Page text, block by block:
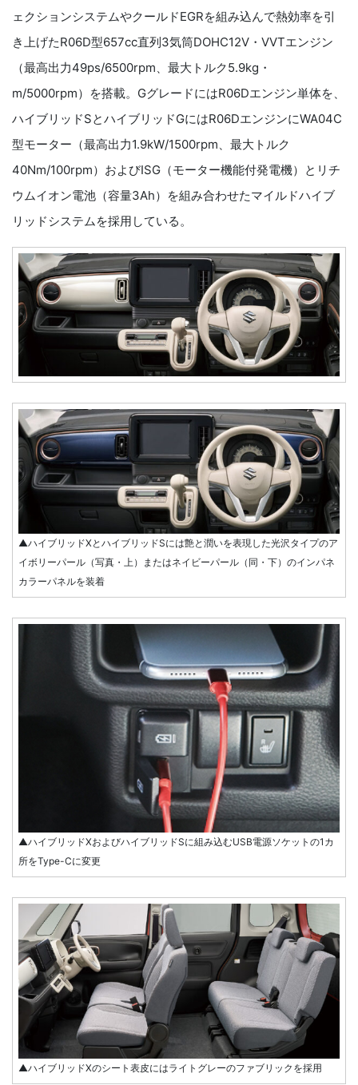
ェクションシステムやクールドEGRを組み込んで熱効率を引
き上げたR06D型657cc直列3気筒DOHC12V・VVTエンジン
（最高出力49ps/6500rpm、最大トルク5.9kg・
m/5000rpm）を搭載。GグレードにはR06Dエンジン単体を、
ハイブリッドSとハイブリッドGにはR06DエンジンにWA04C
型モーター（最高出力1.9kW/1500rpm、最大トルク
40Nm/100rpm）およびISG（モーター機能付発電機）とリチ
ウムイオン電池（容量3Ah）を組み合わせたマイルドハイブ
リッドシステムを採用している。
▲ハイブリッドXとハイブリッドSには艶と潤いを表現した光沢タイプのア
イボリーパール（写真・上）またはネイビーパール（同・下）のインパネ
カラーパネルを装着
▲ハイブリッドXおよびハイブリッドSに組み込むUSB電源ソケットの1カ
所をType-Cに変更
▲ハイブリッドXのシート表皮にはライトグレーのファブリックを採用